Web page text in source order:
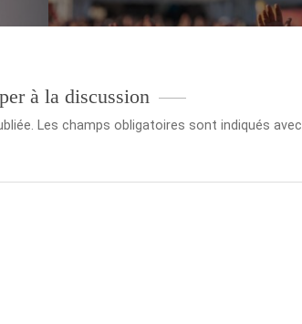
à la discussion
Les champs obligatoires sont indiqués avec